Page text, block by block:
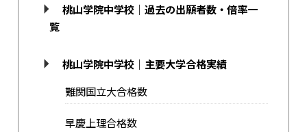
桃山学院中学校｜過去の出願者数・倍率一
覧
桃山学院中学校｜主要大学合格実績
難関国立大合格数
早慶上理合格数